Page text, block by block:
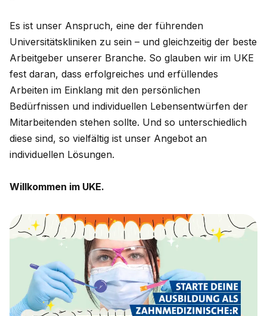
Es ist unser Anspruch, eine der führenden
Universitätskliniken zu sein – und gleichzeitig der beste
Arbeitgeber unserer Branche. So glauben wir im UKE
fest daran, dass erfolgreiches und erfüllendes
Arbeiten im Einklang mit den persönlichen
Bedürfnissen und individuellen Lebensentwürfen der
Mitarbeitenden stehen sollte. Und so unterschiedlich
diese sind, so vielfältig ist unser Angebot an
individuellen Lösungen.
Willkommen im UKE.